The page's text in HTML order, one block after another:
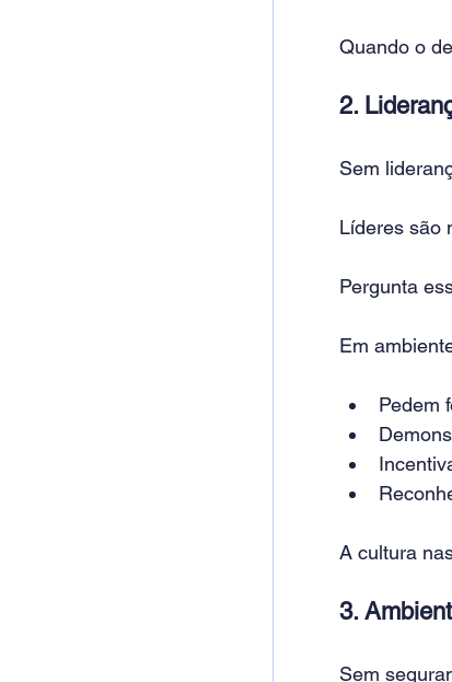
Quando o
2.
Sem
Líderes são
Pergunta
Em
Pedem
A cultura
3.
Sem